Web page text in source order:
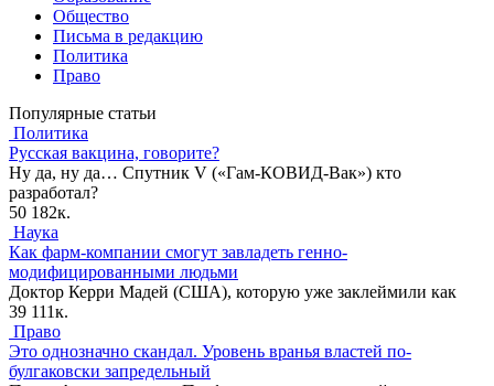
Общество
Письма в редакцию
Политика
Право
Популярные статьи
Политика
Русская вакцина, говорите?
Ну да, ну да… Спутник V («Гам-КОВИД-Вак») кто
разработал?
50 182к.
Наука
Как фарм-компании смогут завладеть генно-
модифицированными людьми
Доктор Керри Мадей (США), которую уже заклеймили как
39 111к.
Право
Это однозначно скандал. Уровень вранья властей по-
булгаковски запредельный